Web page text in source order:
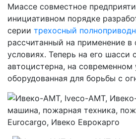
Миассе совместное
инициативном порядке
серии трехосный
рассчитанный на применение
условиях. Теперь на его шасси
автоцистерна, на современном
оборудованная для борьбы с